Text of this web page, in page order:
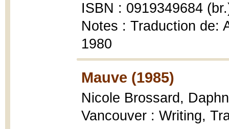
ISBN : 0919349684
Notes : Traduction de:
1980
Mauve (1985)
Nicole Brossard,
Vancouver : Writing,